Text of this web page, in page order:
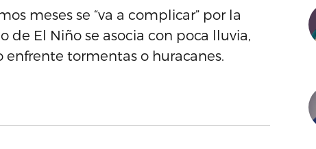
meses se “va a complicar” por la
El Niño se asocia con poca lluvia,
tormentas o huracanes.